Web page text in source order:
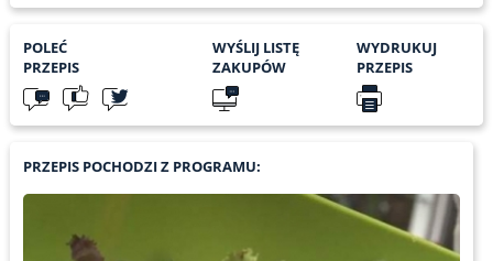
POLEĆ
PRZEPIS
WYŚLIJ LISTĘ
ZAKUPÓW
WYDRUKUJ
PRZEPIS
PRZEPIS POCHODZI Z PROGRAMU: